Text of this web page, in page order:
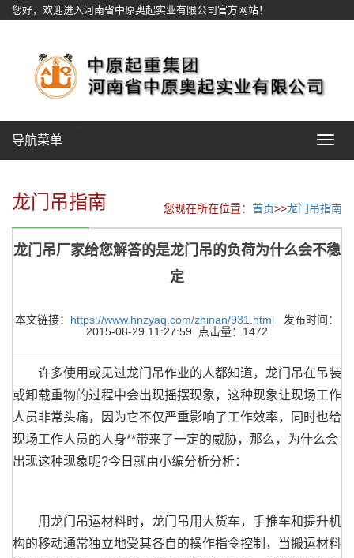
您好，欢迎进入河南省中原奥起实业有限公司官方网站！
Toggle
导航菜单
龙门吊指南 您现在所在位置： 首页>>龙门吊指南
龙门吊厂家给您解答的是龙门吊的负荷为什么会不稳
定
本文链接： https://www.hnzyaq.com/zhinan/931.html 发布时间：
2015-08-29 11:27:59 点击量：1472
许多使用或见过龙门吊作业的人都知道，龙门吊在吊装
或卸载重物的过程中会出现摇摆现象，这种现象让现场工作
人员非常头痛，因为它不仅严重影响了工作效率，同时也给
现场工作人员的人身**带来了一定的威胁，那么，为什么会
出现这种现象呢?今日就由小编分析分析：
用龙门吊运材料时，龙门吊用大货车，手推车和提升机
构的移动通常独立地受其各自的操作指令控制，当搬运材料